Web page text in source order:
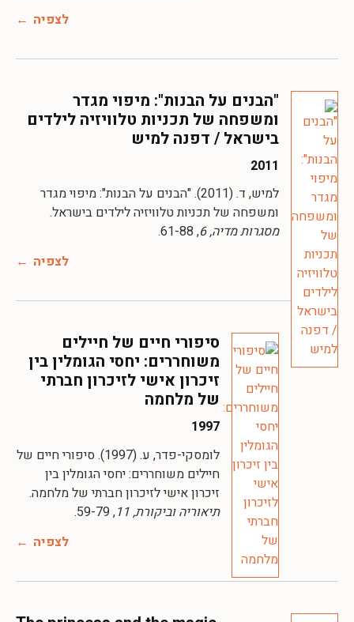
לצפיה
"הבנים על הבנות": מיפוי מגדר
ומשפחה של תכניות טלוויזיה לילדים
בישראל / דפנה למיש
2011
למיש, ד. (2011). "הבנים על הבנות": מיפוי מגדר
ומשפחה של תכניות טלוויזיה לילדים בישראל.
מסגרות מדיה, 6 , 61-88.
לצפיה
סיפורי חיים של חיילים
משוחררים: יחסי הגומלין בין
זיכרון אישי לזיכרון חברתי
של מלחמה
1997
לומסקי-פדר, ע. (1997). סיפורי חיים של
חיילים משוחררים: יחסי הגומלין בין
זיכרון אישי לזיכרון חברתי של מלחמה.
תיאוריה וביקורת, 11
, 59-79.
לצפיה